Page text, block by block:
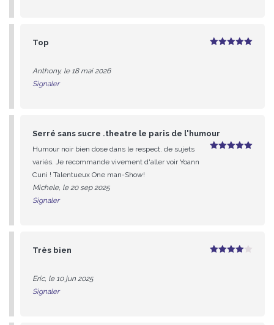
Top
Anthony, le 18 mai 2026
Signaler
Serré sans sucre .theatre le paris de l'humour
Humour noir bien dose dans le respect. de sujets
variés. Je recommande vivement d'aller voir Yoann
Cuni ! Talentueux One man-Show!
Michele, le 20 sep 2025
Signaler
Très bien
Eric, le 10 jun 2025
Signaler